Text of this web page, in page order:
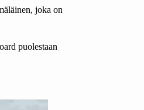
joka on
puolestaan